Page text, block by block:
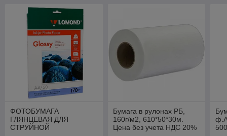
ФОТОБУМАГА
ГЛЯНЦЕВАЯ ДЛЯ
СТРУЙНОЙ
Бумага в рулонах РБ,
160г/м2, 610*50*30м.
Цена без учета НДС 20%